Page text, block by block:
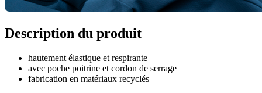
Description du produit
hautement élastique et respirante
avec poche poitrine et cordon de serrage
fabrication en matériaux recyclés